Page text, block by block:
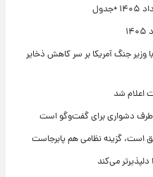
جنگ آمریکا بر سر کاهش ذخایر
اعلام شد
طرف دشواری برای گفت‌وگو است
است، گزینه نظامی هم پابرجاست
می‌کند